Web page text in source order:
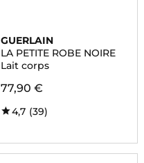
GUERLAIN
LA PETITE ROBE NOIRE
Lait corps
77,90 €
4,7 (39)